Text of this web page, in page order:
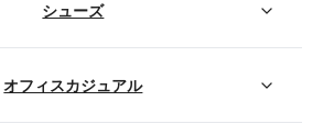
シューズ
オフィスカジュアル